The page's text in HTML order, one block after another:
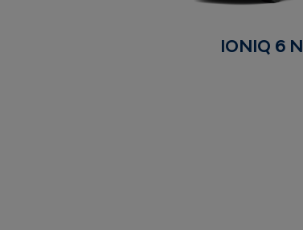
IONIQ 6 N